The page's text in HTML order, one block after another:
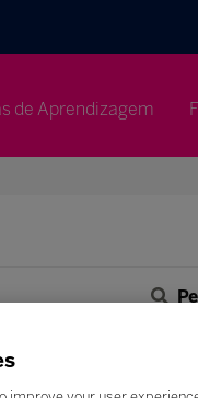
de Aprendizagem